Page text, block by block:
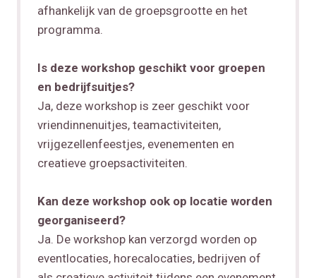
afhankelijk van de groepsgrootte en het
programma.
Is deze workshop geschikt voor groepen
en bedrijfsuitjes?
Ja, deze workshop is zeer geschikt voor
vriendinnenuitjes, teamactiviteiten,
vrijgezellenfeestjes, evenementen en
creatieve groepsactiviteiten.
Kan deze workshop ook op locatie worden
georganiseerd?
Ja. De workshop kan verzorgd worden op
eventlocaties, horecalocaties, bedrijven of